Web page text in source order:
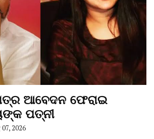
ଆବେଦନ ଫେରାଇ
ପତ୍ନୀ
2026